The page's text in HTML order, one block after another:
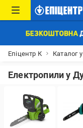
Епіцентр К Каталог
Електропили у